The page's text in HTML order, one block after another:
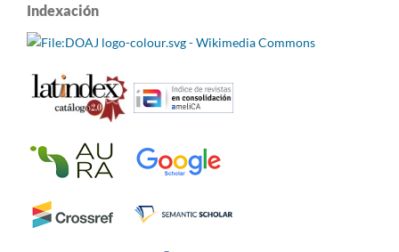
Indexación